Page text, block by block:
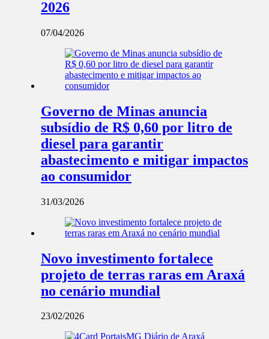
2026
07/04/2026
Governo de Minas anuncia
subsídio de R$ 0,60 por litro de
diesel para garantir
abastecimento e mitigar impactos
ao consumidor
31/03/2026
Novo investimento fortalece
projeto de terras raras em Araxá
no cenário mundial
23/02/2026